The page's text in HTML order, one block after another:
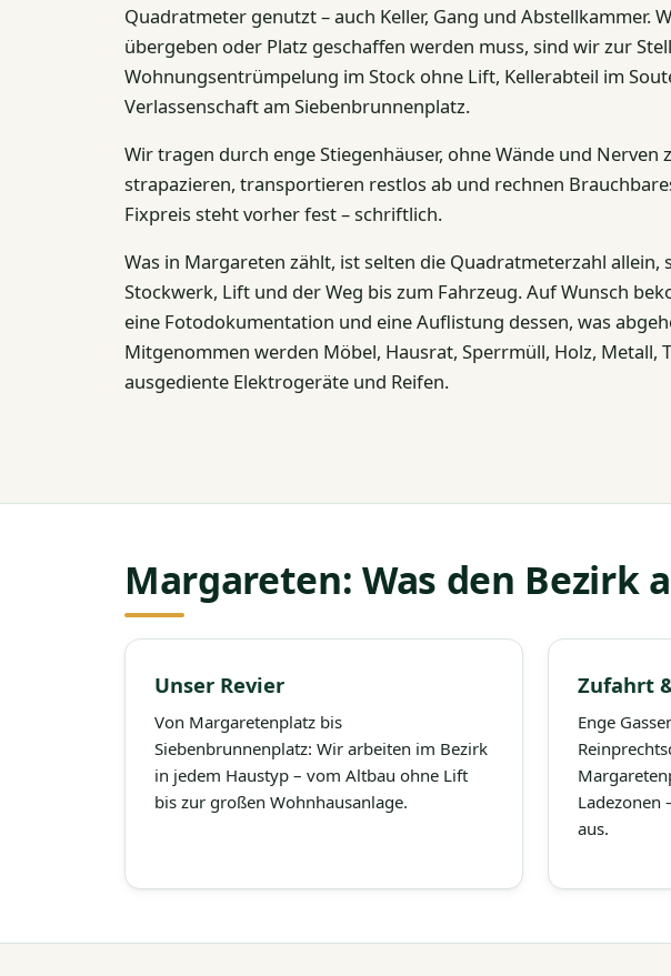
Quadratmeter genutzt – auch Keller, Gang und Abstellkammer.
übergeben oder Platz geschaffen werden muss, sind wir zur
Wohnungsentrümpelung im Stock ohne Lift, Kellerabteil im
Verlassenschaft am Siebenbrunnenplatz.
Wir tragen durch enge Stiegenhäuser, ohne Wände und Nerven
strapazieren, transportieren restlos ab und rechnen
Fixpreis steht vorher fest – schriftlich.
Was in Margareten zählt, ist selten die Quadratmeterzahl allein,
Stockwerk, Lift und der Weg bis zum Fahrzeug. Auf Wunsch
eine Fotodokumentation und eine Auflistung dessen, was
Mitgenommen werden Möbel, Hausrat, Sperrmüll, Holz, Metall,
ausgediente Elektrogeräte und Reifen.
Margareten: Was den Bezirk
Unser Revier
Von Margaretenplatz bis
Siebenbrunnenplatz: Wir arbeiten im Bezirk
in jedem Haustyp – vom Altbau ohne Lift
bis zur großen Wohnhausanlage.
Zufahrt
Enge
Ladezonen
aus.